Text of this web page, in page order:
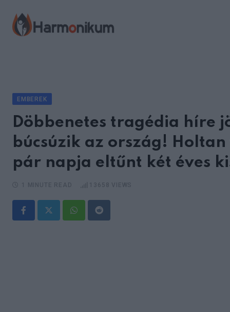
content
EMBEREK
Döbbenetes tragédia híre
búcsúzik az ország!
pár napja eltűnt két éves
WhatsappReddit